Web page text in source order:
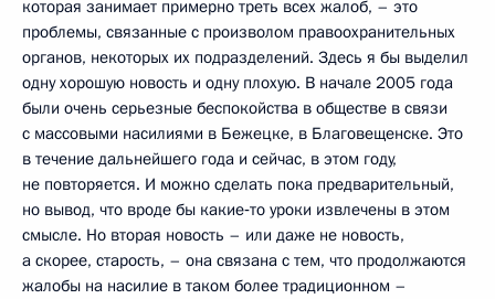
которая занимает примерно треть всех жалоб, – это
проблемы, связанные с произволом правоохранительных
органов, некоторых их подразделений. Здесь я бы выделил
одну хорошую новость и одну плохую. В начале 2005 года
были очень серьезные беспокойства в обществе в связи
с массовыми насилиями в Бежецке, в Благовещенске. Это
в течение дальнейшего года и сейчас, в этом году,
не повторяется. И можно сделать пока предварительный,
но вывод, что вроде бы какие‑то уроки извлечены в этом
смысле. Но вторая новость – или даже не новость,
а скорее, старость, – она связана с тем, что продолжаются
жалобы на насилие в таком более традиционном –